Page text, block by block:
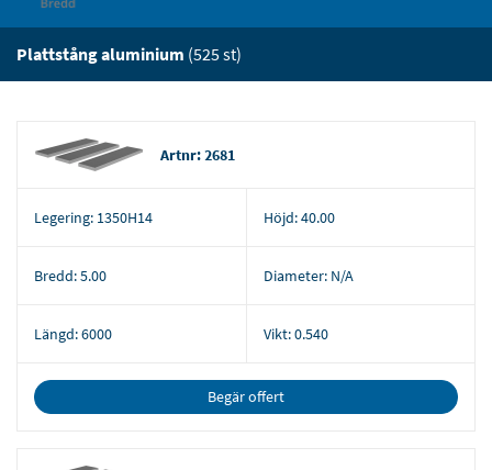
Plattstång aluminium (525 st)
Artnr: 2681
Legering: 1350H14 Höjd:40.00
Bredd:5.00 Diameter: N/A
Längd:6000 Vikt:0.540
Begär offert